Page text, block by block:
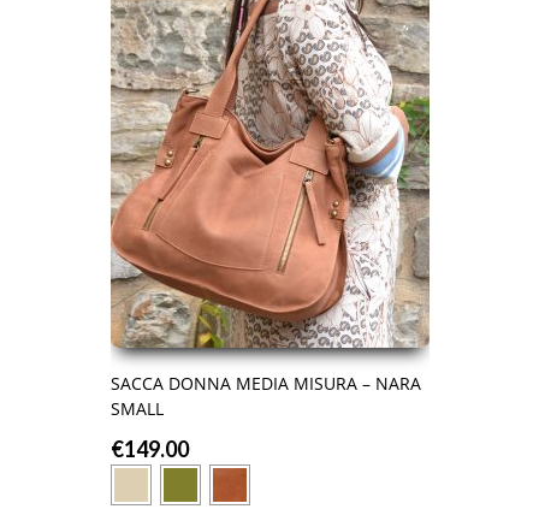
SACCA DONNA MEDIA MISURA – NARA
SMALL
€149.00